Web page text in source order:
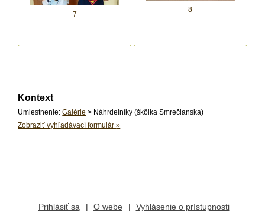
7
8
Kontext
Umiestnenie:Galérie > Náhrdelníky (škôlka Smrečianska)
Zobraziť vyhľadávací formulár»
Prihlásiť sa O webe Vyhlásenie o prístupnosti